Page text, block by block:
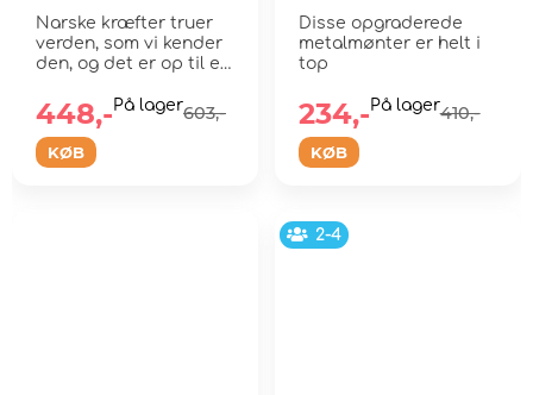
Narske kræfter truer
verden, som vi kender
den, og det er op til en
KØB
603,-
448,- På lager
Disse opgraderede
metalmønter er helt i
top
KØB
410,-
234,- På lager
2-4